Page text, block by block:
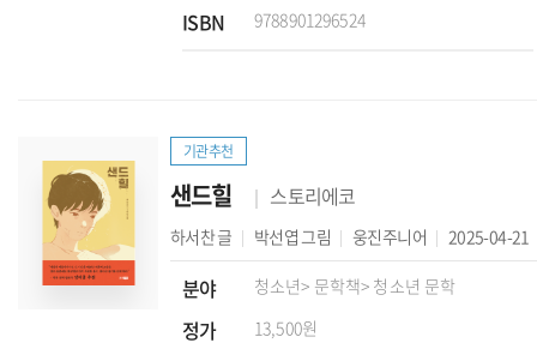
ISBN 9788901296524
기관추천
샌드힐 스토리에코
하서찬글 박선엽그림 웅진주니어 2025-04-21
분야 청소년> 문학책> 청소년 문학
정가 13,500원